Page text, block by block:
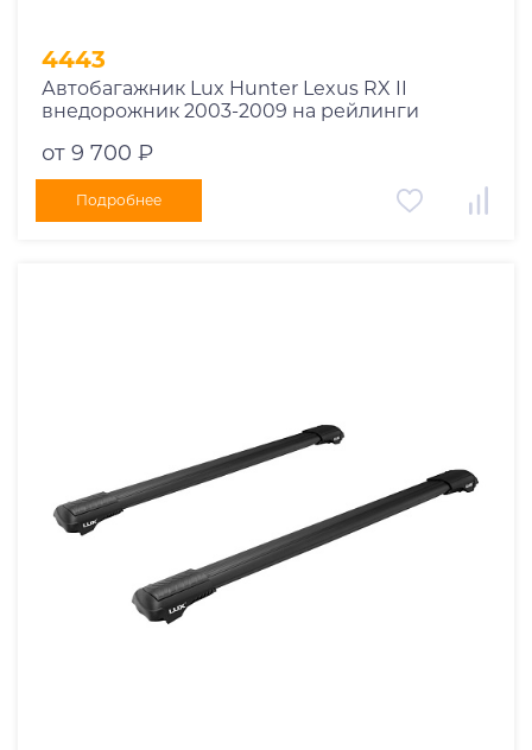
4443
Автобагажник Lux Hunter Lexus RX II
внедорожник 2003-2009 на рейлинги
от 9 700 ₽
Подробнее